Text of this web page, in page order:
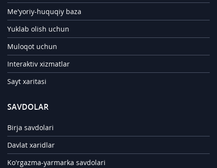
Me'yoriy-huquqiy baza
Yuklab olish uchun
Muloqot uchun
Interaktiv xizmatlar
Sayt xaritasi
SAVDOLAR
Birja savdolari
Davlat xaridlar
Ko'rgazma-yarmarka savdolari